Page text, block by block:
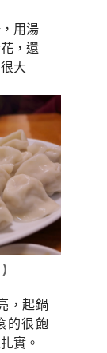
用湯
，還
大
，起鍋
的很飽
實。